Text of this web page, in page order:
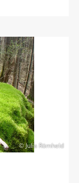
© Julia Römheld